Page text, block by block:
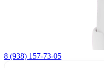
8 (938) 157-73-05